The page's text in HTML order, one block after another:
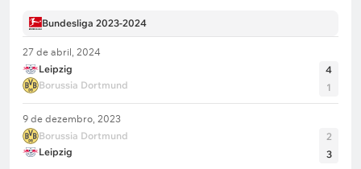
Bundesliga 2023-2024
27 de abril, 2024
Leipzig
Borussia Dortmund
4
1
9 de dezembro, 2023
Borussia Dortmund
Leipzig
2
3